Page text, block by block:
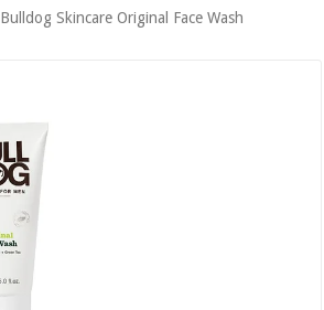
Bulldog Skincare Original Face Wash